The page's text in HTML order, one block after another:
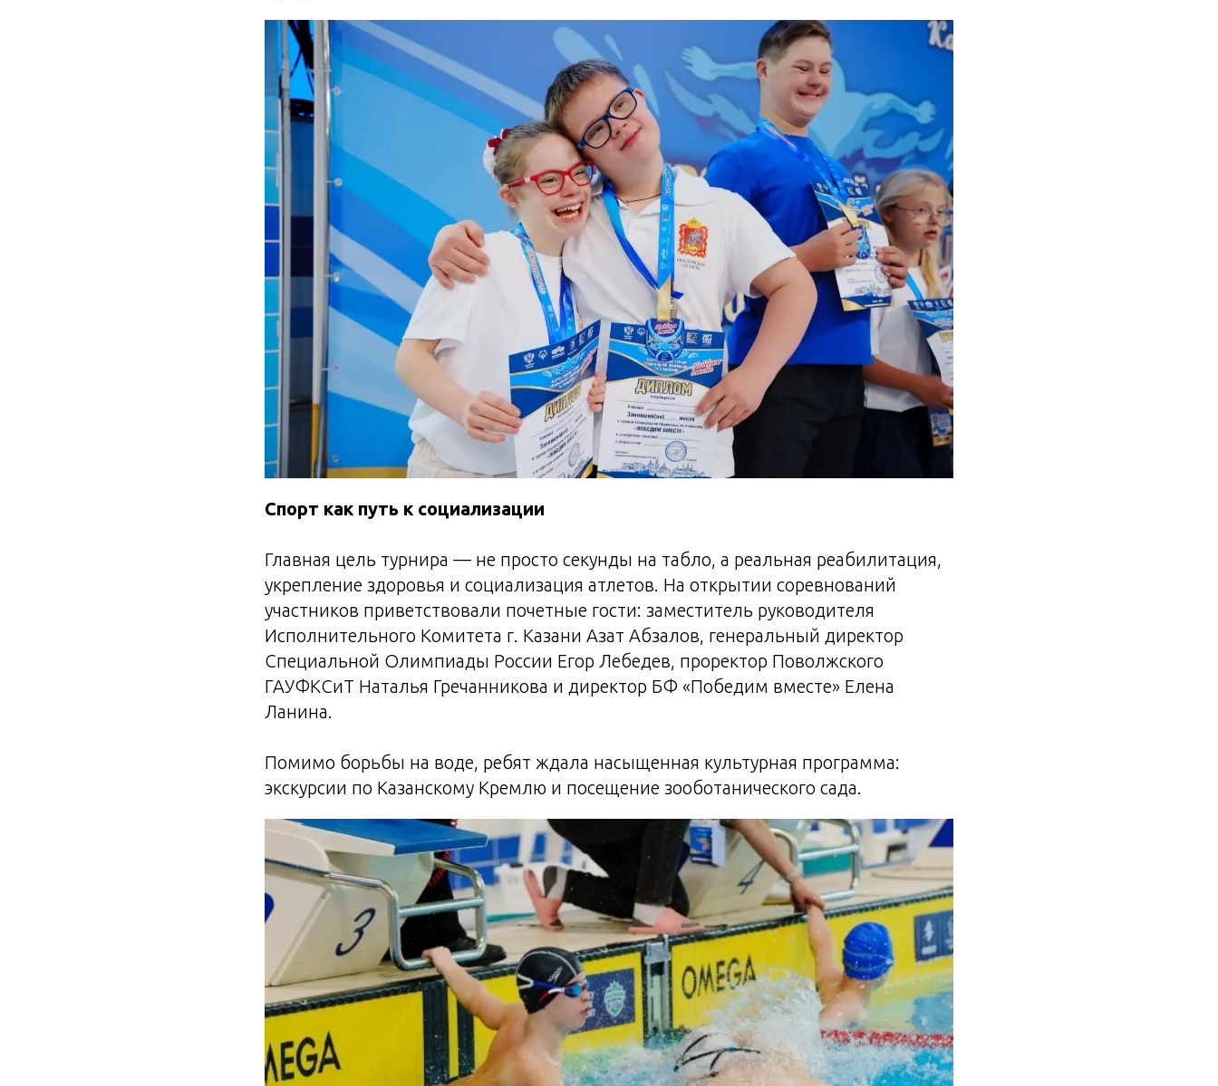
Спорт как путь к социализации
Главная цель турнира — не просто секунды на табло, а реальная реабилитация,
укрепление здоровья и социализация атлетов. На открытии соревнований
участников приветствовали почетные гости: заместитель руководителя
Исполнительного Комитета г. Казани Азат Абзалов, генеральный директор
Специальной Олимпиады России Егор Лебедев, проректор Поволжского
ГАУФКСиТ Наталья Гречанникова и директор БФ «Победим вместе» Елена
Ланина.
Помимо борьбы на воде, ребят ждала насыщенная культурная программа:
экскурсии по Казанскому Кремлю и посещение зооботанического сада.